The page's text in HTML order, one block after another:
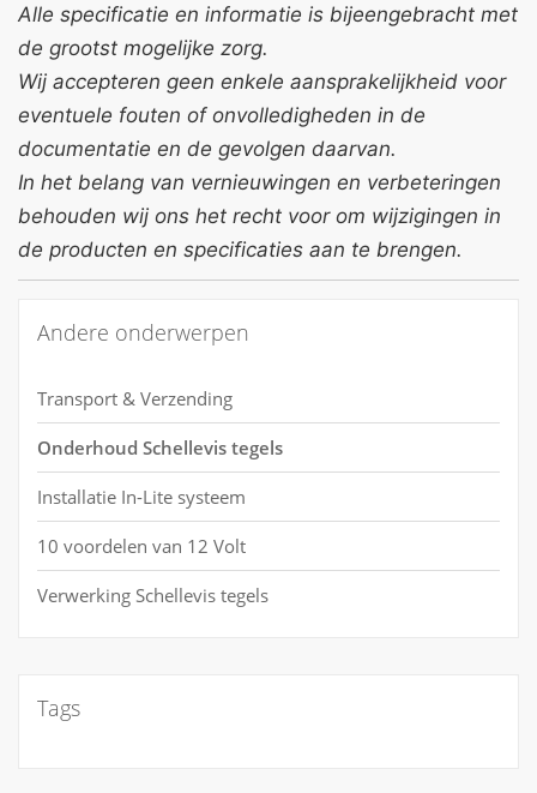
Alle specificatie en informatie is bijeengebracht met
de grootst mogelijke zorg.
Wij accepteren geen enkele aansprakelijkheid voor
eventuele fouten of onvolledigheden in de
documentatie en de gevolgen daarvan.
In het belang van vernieuwingen en verbeteringen
behouden wij ons het recht voor om wijzigingen in
de producten en specificaties aan te brengen.
Andere onderwerpen
Transport & Verzending
Onderhoud Schellevis tegels
Installatie In-Lite systeem
10 voordelen van 12 Volt
Verwerking Schellevis tegels
Tags